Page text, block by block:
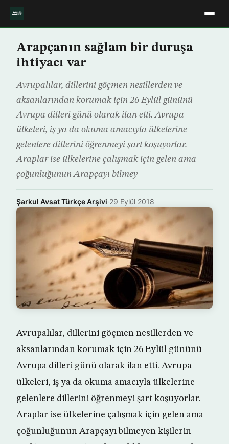
Arapçanın sağlam bir duruşa
ihtiyacı var
Avrupalılar, dillerini göçmen nesillerden ve
aksanlarından korumak için 26 Eylül gününü
Avrupa dilleri günü olarak ilan etti. Avrupa
ülkeleri, iş ya da okuma amacıyla ülkelerine
gelenlere dillerini öğrenmeyi şart koşuyorlar.
Araplar ise ülkelerine çalışmak için gelen ama
çoğunluğunun Arapçayı bilmey
Şarkul Avsat Türkçe Arşivi·29 Eylül 2018
Avrupalılar, dillerini göçmen nesillerden ve
aksanlarından korumak için 26 Eylül gününü
Avrupa dilleri günü olarak ilan etti. Avrupa
ülkeleri, iş ya da okuma amacıyla ülkelerine
gelenlere dillerini öğrenmeyi şart koşuyorlar.
Araplar ise ülkelerine çalışmak için gelen ama
çoğunluğunun Arapçayı bilmeyen kişilerin